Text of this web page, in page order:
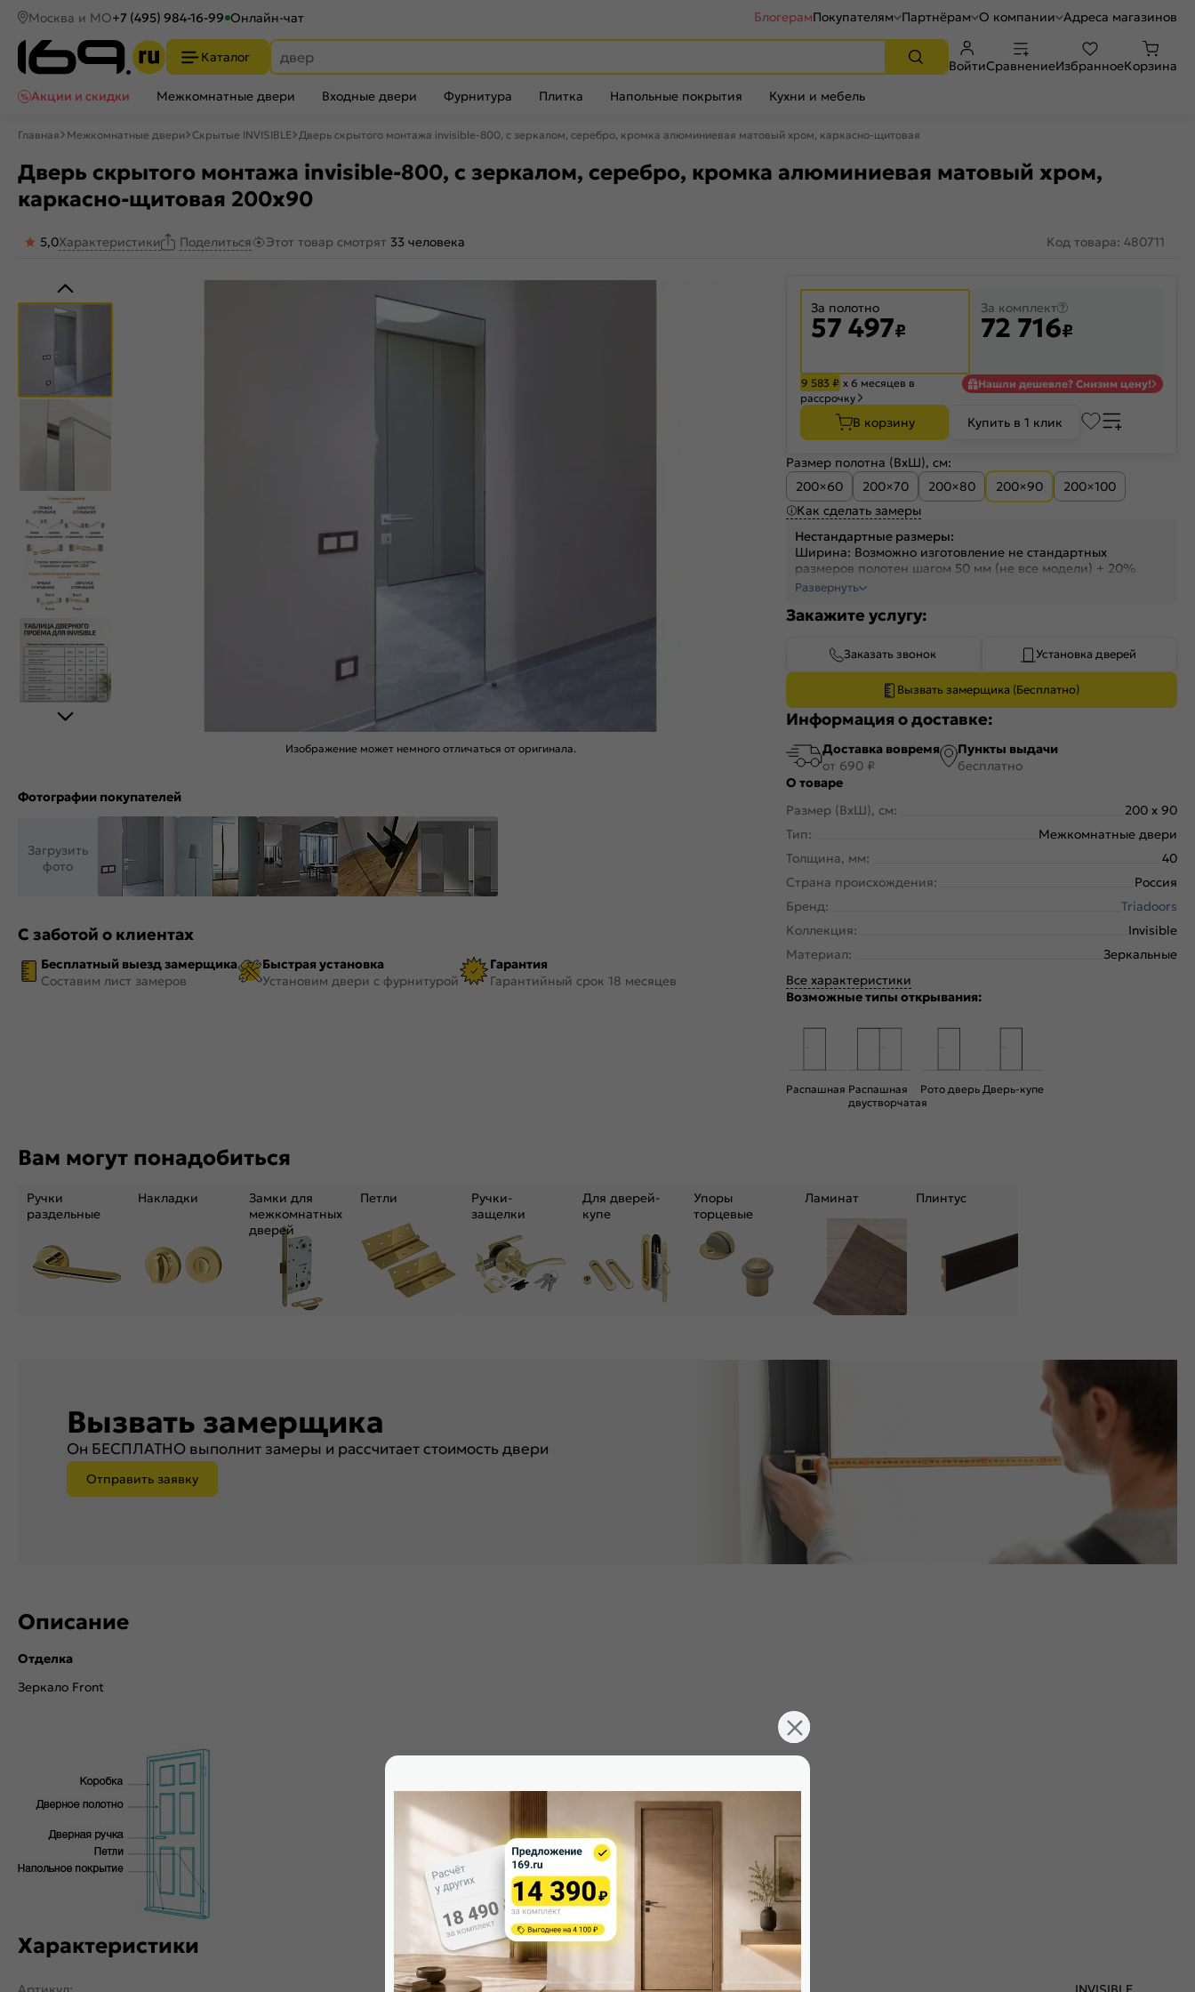
Москва и МО+7 (495) 984-16-99 Онлайн-чат БлогерамПокупателям Партнёрам О компании Адреса магазинов
Каталог
ВойтиСравнениеИзбранноеКорзина
Акции и скидки
Межкомнатные двери Входные двери Фурнитура Плитка Напольные покрытия Кухни и мебель
Главная Межкомнатные двери Скрытые INVISIBLE Дверь скрытого монтажа invisible-800, с зеркалом, серебро, кромка алюминиевая матовый хром, каркасно-щитовая
Дверь скрытого монтажа invisible-800, с зеркалом, серебро, кромка алюминиевая матовый хром,
каркасно-щитовая 200x90
5,0Характеристики Поделиться Этот товар смотрят 33 человека Код товара: 480711
Изображение может немного отличаться от оригинала.
Фотографии покупателей
Загрузить
фото
С заботой о клиентах
Бесплатный выезд замерщика
Составим лист замеров
Быстрая установка
Установим двери с фурнитурой
Гарантия
Гарантийный срок 18 месяцев
За полотно
57 497₽
За комплект
72 716₽
9 583 ₽ х 6 месяцев в
рассрочку
Нашли дешевле? Снизим цену!
В корзину Купить в 1 клик
Размер полотна (ВхШ), см:
200×60
200×70 200×80 200×90
200×100
Как сделать замеры
Нестандартные размеры:
Ширина: Возможно изготовление не стандартных
размеров полотен шагом 50 мм (не все модели) + 20%
Высота: На полотна высотой от 1700 до 2300 мм +30%
Развернуть
Закажите услугу:
Заказать звонок Установка дверей
Вызвать замерщика (Бесплатно)
Информация о доставке:
Доставка вовремя
от 690 ₽
Пункты выдачи
бесплатно
О товаре
Размер (ВхШ), см:
200 x 90
Тип:
Межкомнатные двери
Толщина, мм:
40
Страна происхождения:
Россия
Бренд:
Triadoors
Коллекция:
Invisible
Материал:
Зеркальные
Все характеристики
Возможные типы открывания:
Распашная Распашная
двустворчатая
Рото дверь Дверь-купе
Вам могут понадобиться
Ручки
раздельные
Накладки
Замки для
межкомнатных
дверей
Петли
Ручки-
защелки
Для дверей-
купе
Упоры
торцевые
Ламинат Плинтус
Вызвать замерщика
Он БЕСПЛАТНО выполнит замеры и рассчитает стоимость двери
Отправить заявку
Описание
Отделка
Зеркало Front
Характеристики